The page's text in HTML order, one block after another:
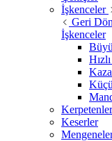
İşkenceler
Geri Dön
İşkenceler
Kerpetenler
Keserler